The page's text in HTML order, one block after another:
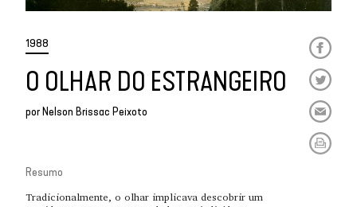
1988
O OLHAR DO ESTRANGEIRO
porNelson Brissac Peixoto
Resumo
Tradicionalmente, o olhar implicava descobrir um